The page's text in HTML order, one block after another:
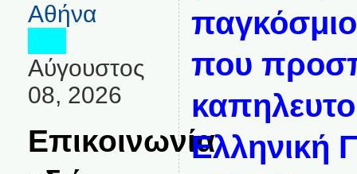
Αθήνα
Αύγουστος
08, 2026
Επικοινωνία
που
Ελληνική